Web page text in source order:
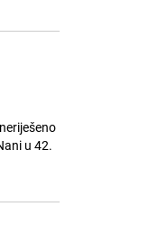
u 42.